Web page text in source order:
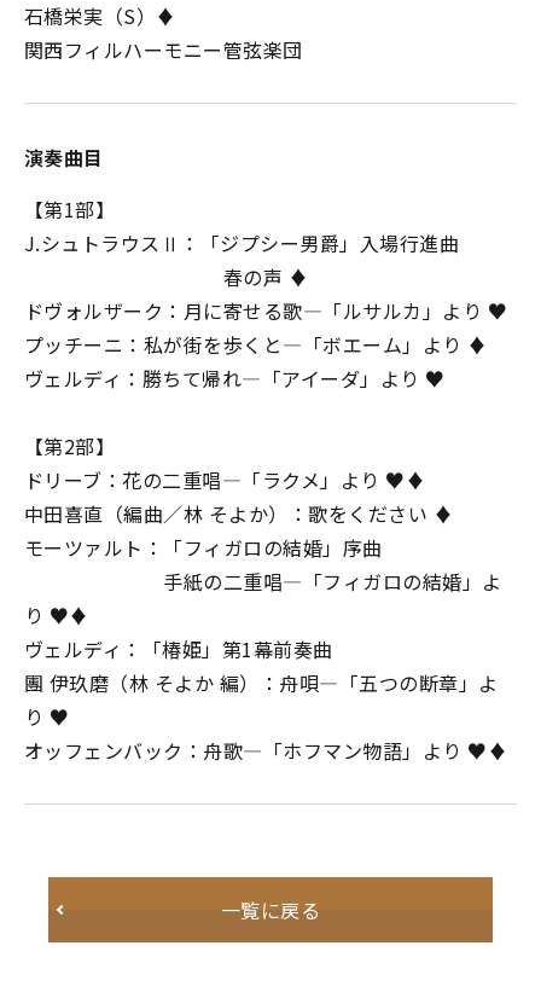
石橋栄実（S）♦
関西フィルハーモニー管弦楽団
演奏曲目
【第1部】
J.シュトラウスⅡ：「ジプシー男爵」入場行進曲
春の声 ♦
ドヴォルザーク：月に寄せる歌―「ルサルカ」より ♥
プッチーニ：私が街を歩くと―「ボエーム」より ♦
ヴェルディ：勝ちて帰れ―「アイーダ」より ♥
【第2部】
ドリーブ：花の二重唱―「ラクメ」より ♥♦
中田喜直（編曲／林 そよか）：歌をください ♦
モーツァルト：「フィガロの結婚」序曲
手紙の二重唱―「フィガロの結婚」よ
り ♥♦
ヴェルディ：「椿姫」第1幕前奏曲
團 伊玖磨（林 そよか 編）：舟唄―「五つの断章」よ
り ♥
オッフェンバック：舟歌―「ホフマン物語」より ♥♦
一覧に戻る